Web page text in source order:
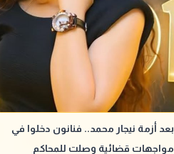
بعد أزمة نيجار محمد.. فنانون دخلوا في
مواجهات قضائية وصلت للمحاكم